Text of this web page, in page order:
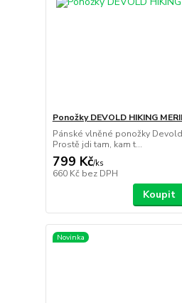
Ponožky DEVOLD HIKING
Pánské vlněné ponožky
Prostě jdi tam, kam t...
799 Kč/ks
660 Kč bez DPH
Koupit
Novinka